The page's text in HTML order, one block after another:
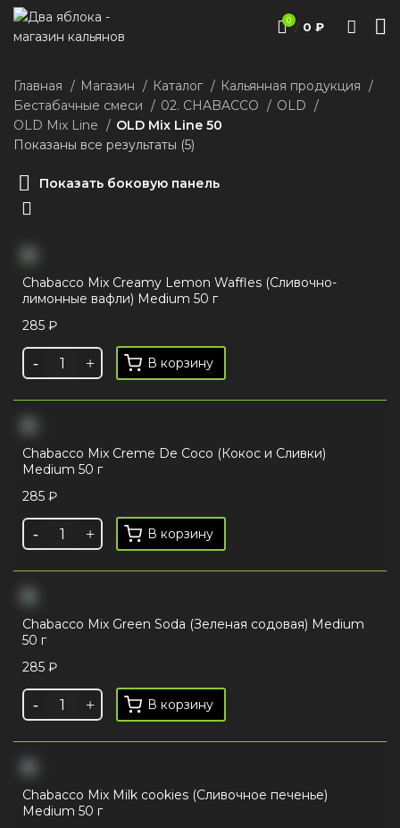
0 / 0 ₽
Главная Магазин Каталог
Кальянная продукция
Бестабачные смеси
02. CHABACCO
OLD
OLD Mix Line
OLD Mix Line 50
Показаны все результаты (5)
Показать боковую панель
Chabacco Mix Creamy Lemon Waffles (Сливочно-
лимонные вафли) Medium 50 г
285 ₽
В корзину
Chabacco Mix Creme De Coco (Кокос и Сливки)
Medium 50 г
285 ₽
В корзину
Chabacco Mix Green Soda (Зеленая содовая) Medium
50 г
285 ₽
В корзину
Chabacco Mix Milk cookies (Сливочное печенье)
Medium 50 г